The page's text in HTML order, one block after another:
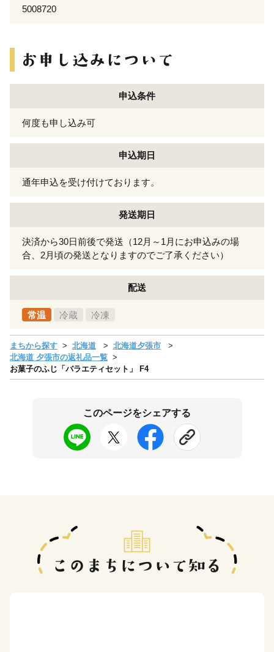
5008720
申込条件
何度も申し込み可
申込期日
通年申込を受け付けております。
発送期日
決済から30日前後で発送（12月～1月にお申込みの場
合、2月頃の発送となりますのでご了承ください）
配送
常温 冷蔵 冷凍
まちから探す 北海道
北海道夕張市
北海道 夕張市の返礼品一覧
お菓子のふじ「バラエティセット」 F4
このページをシェアする